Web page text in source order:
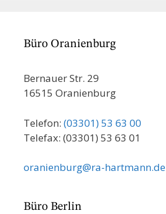
Büro Oranienburg
Bernauer Str. 29
16515 Oranienburg
Telefon: (03301) 53 63 00
Telefax: (03301) 53 63 01
oranienburg@ra-hartmann.de
Büro Berlin